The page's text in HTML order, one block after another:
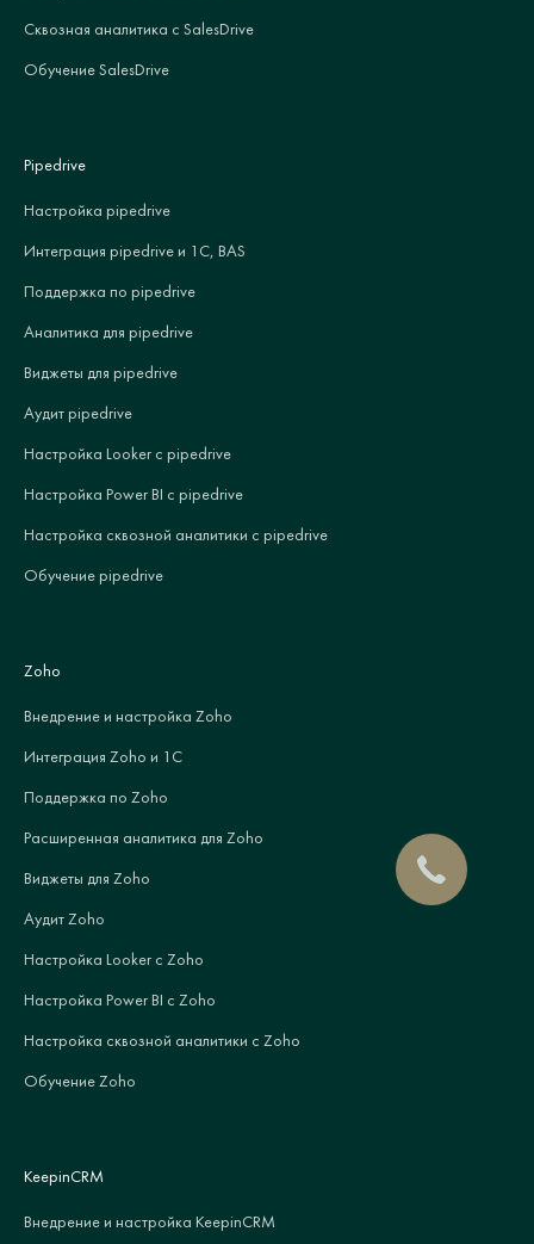
Сквозная аналитика с SalesDrive
Обучение SalesDrive
Pipedrive
Настройка pipedrive
Интеграция pipedrive и 1С, BAS
Поддержка по pipedrive
Аналитика для pipedrive
Виджеты для pipedrive
Аудит pipedrive
Настройка Looker с pipedrive
Настройка Power BI с pipedrive
Настройка сквозной аналитики с pipedrive
Обучение pipedrive
Zoho
Внедрение и настройка Zoho
Интеграция Zoho и 1С
Поддержка по Zoho
Расширенная аналитика для Zoho
Виджеты для Zoho
Аудит Zoho
Настройка Looker с Zoho
Настройка Power BI с Zoho
Настройка сквозной аналитики с Zoho
Обучение Zoho
KeepinCRM
Внедрение и настройка KeepinCRM